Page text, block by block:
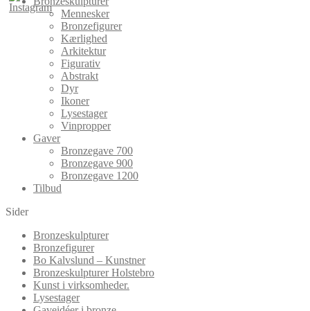
Mennesker
Bronzefigurer
Kærlighed
Arkitektur
Figurativ
Abstrakt
Dyr
Ikoner
Lysestager
Vinpropper
Gaver
Bronzegave 700
Bronzegave 900
Bronzegave 1200
Tilbud
Sider
Bronzeskulpturer
Bronzefigurer
Bo Kalvslund – Kunstner
Bronzeskulpturer Holstebro
Kunst i virksomheder.
Lysestager